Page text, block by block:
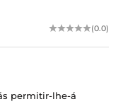
(0.0)
permitir-lhe-á